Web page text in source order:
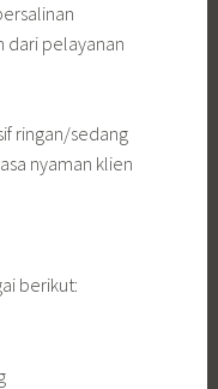
dari pelayanan
ringan/sedang
nyaman klien
berikut: